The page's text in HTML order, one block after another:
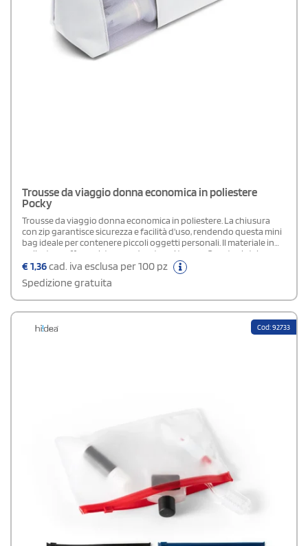
Trousse da viaggio donna economica in poliestere
Pocky
Trousse da viaggio donna economica in poliestere. La chiusura
con zip garantisce sicurezza e facilità d'uso, rendendo questa mini
bag ideale per contenere piccoli oggetti personali. Il materiale in
poliestere offre resistenza e durata nel tempo. Queste clutch sono
ideali come regalo promozionale o per eventi speciali, offrendo un
accessorio utile e di tendenza che valorizza l'immagine
aziendale. Confezione in polybag.
€1,36cad. iva esclusa per 100 pz
Spedizione gratuita
Cod: 92733